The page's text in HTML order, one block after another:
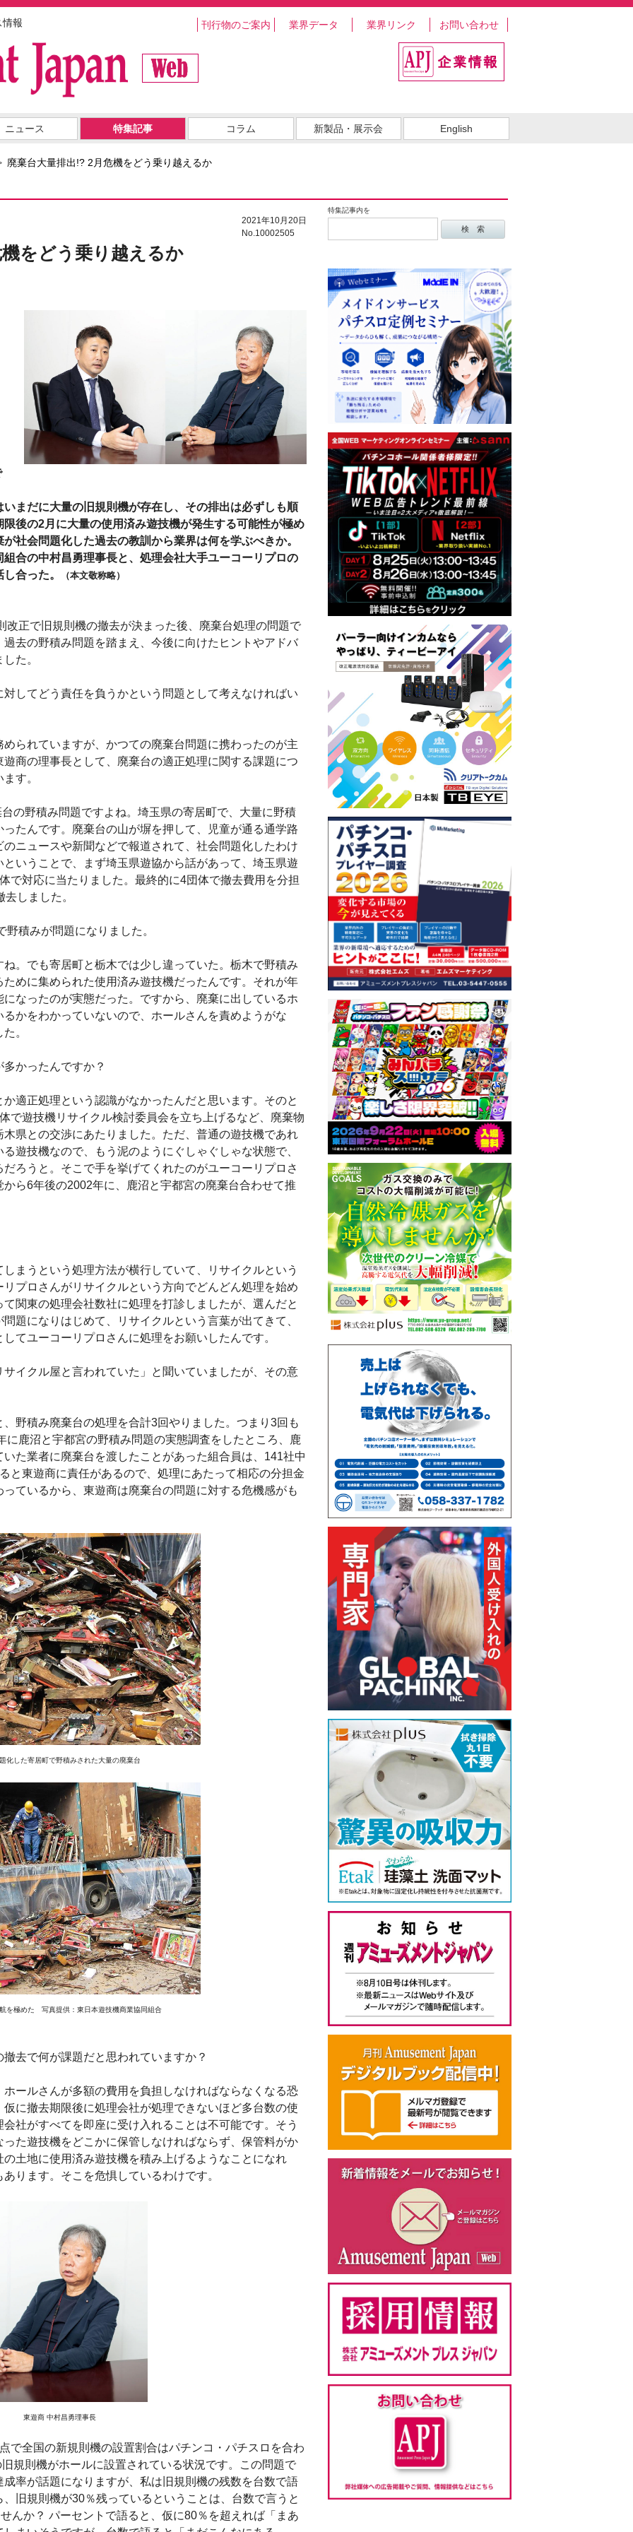
情報 刊行物のご案内 業界データ 業界リンク お問い合わせ
ニュース 特集記事 コラム 新製品・展示会 English
廃棄台大量排出!? 2月危機をどう乗り越えるか
特集記事内を
2021年10月20日
No.10002505
をどう乗り越えるか
まだに大量の旧規則機が存在し、その排出は必ずしも順
後の2月に大量の使用済み遊技機が発生する可能性が極め
社会問題化した過去の教訓から業界は何を学ぶべきか。
合の中村昌勇理事長と、処理会社大手ユーコーリプロの
合った。
（本文敬称略）
正で旧規則機の撤去が決まった後、廃棄台処理の問題で
去の野積み問題を踏まえ、今後に向けたヒントやアドバ
た。
してどう責任を負うかという問題として考えなければい
られていますが、かつての廃棄台問題に携わったのが主
商の理事長として、廃棄台の適正処理に関する課題につ
す。
の野積み問題ですよね。埼玉県の寄居町で、大量に野積
たんです。廃棄台の山が塀を押して、児童が通る通学路
ニュースや新聞などで報道されて、社会問題化したわけ
いうことで、まず埼玉県遊協から話があって、埼玉県遊
で対応に当たりました。最終的に4団体で撤去費用を分担
しました。
積みが問題になりました。
。でも寄居町と栃木では少し違っていた。栃木で野積み
めに集められた使用済み遊技機だったんです。それが年
なったのが実態だった。ですから、廃棄に出しているホ
かをわかっていないので、ホールさんを責めようがな
。
かったんですか？
適正処理という認識がなかったんだと思います。そのと
で遊技機リサイクル検討委員会を立ち上げるなど、廃棄物
県との交渉にあたりました。ただ、普通の遊技機であれ
遊技機なので、もう泥のようにぐしゃぐしゃな状態で、
ろうと。そこで手を挙げてくれたのがユーコーリプロさ
ら6年後の2002年に、鹿沼と宇都宮の廃棄台合わせて推
まうという処理方法が横行していて、リサイクルという
プロさんがリサイクルという方向でどんどん処理を始め
関東の処理会社数社に処理を打診しましたが、選んだと
題になりはじめて、リサイクルという言葉が出てきて、
てユーコーリプロさんに処理をお願いしたんです。
イクル屋と言われていた」と聞いていましたが、その意
野積み廃棄台の処理を合計3回やりました。つまり3回も
に鹿沼と宇都宮の野積み問題の実態調査をしたところ、鹿
た業者に廃棄台を渡したことがあった組合員は、141社中
と東遊商に責任があるので、処理にあたって相応の分担金
ているから、東遊商は廃棄台の問題に対する危機感がも
化した寄居町で野積みされた大量の廃棄台
を極めた 写真提供：東日本遊技機商業協同組合
去で何が課題だと思われていますか？
ールさんが多額の費用を負担しなければならなくなる恐
に撤去期限後に処理会社が処理できないほど多台数の使
社がすべてを即座に受け入れることは不可能です。そう
た遊技機をどこかに保管しなければならず、保管料がか
土地に使用済み遊技機を積み上げるようなことになれ
ります。そこを危惧しているわけです。
東遊商 中村昌勇理事長
全国の新規則機の設置割合はパチンコ・パチスロを合わ
規則機がホールに設置されている状況です。この問題で
率が話題になりますが、私は旧規則機の残数を台数で語
旧規則機が30％残っているということは、台数で言うと
んか？ パーセントで語ると、仮に80％を超えれば「まあ